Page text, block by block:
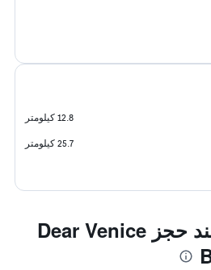
12.8 كيلومتر
25.7 كيلومتر
الأسئلة الشائعة عند حجز Dear Venice